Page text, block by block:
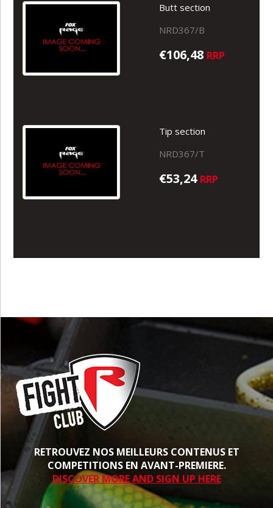
Butt section
NRD367/B
€106,48 RRP
Tip section
NRD367/T
€53,24 RRP
RETROUVEZ NOS MEILLEURS CONTENUS ET
COMPETITIONS EN AVANT-PREMIERE.
DISCOVER MORE AND SIGN UP HERE